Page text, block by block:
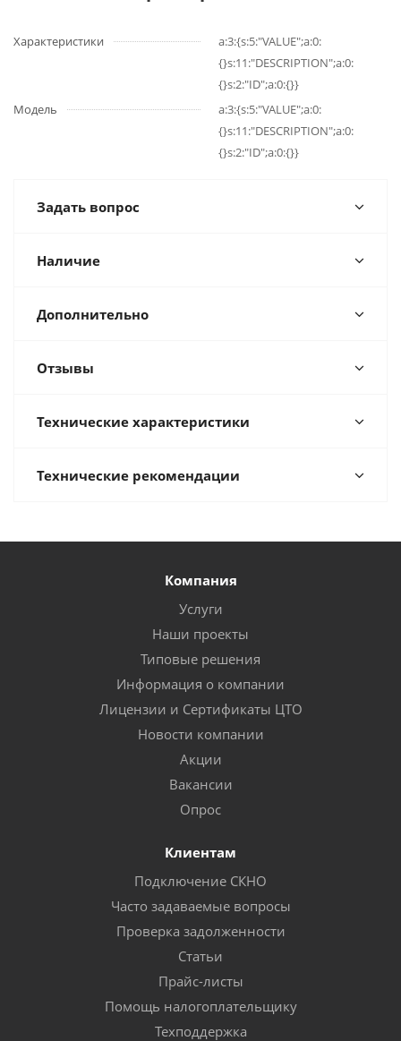
Характеристики
a:3:{s:5:"VALUE";a:0:
{}s:11:"DESCRIPTION";a:0:
{}s:2:"ID";a:0:{}}
Модель
a:3:{s:5:"VALUE";a:0:
{}s:11:"DESCRIPTION";a:0:
{}s:2:"ID";a:0:{}}
Задать вопрос
Наличие
Дополнительно
Отзывы
Технические характеристики
Технические рекомендации
Компания
Услуги
Наши проекты
Типовые решения
Информация о компании
Лицензии и Сертификаты ЦТО
Новости компании
Акции
Вакансии
Опрос
Клиентам
Подключение СКНО
Часто задаваемые вопросы
Проверка задолженности
Статьи
Прайс-листы
Помощь налогоплательщику
Техподдержка